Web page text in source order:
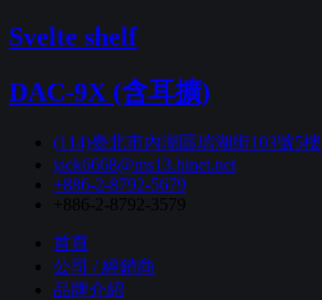
Svelte shelf
DAC-9X (含耳擴)
(114)臺北市內湖區瑞湖街103號5樓
jack6668@ms13.hinet.net
+886-2-8792-5679
+886-2-8792-3579
首頁
公司 / 經銷商
品牌介紹